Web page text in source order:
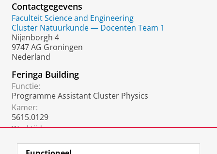
Contactgegevens
Faculteit Science and Engineering
Cluster Natuurkunde — Docenten Team 1
Nijenborgh 4
9747 AG Groningen
Nederland
Feringa Building
Functie:
Programme Assistant Cluster Physics
Kamer:
5615.0129
Werktijden: